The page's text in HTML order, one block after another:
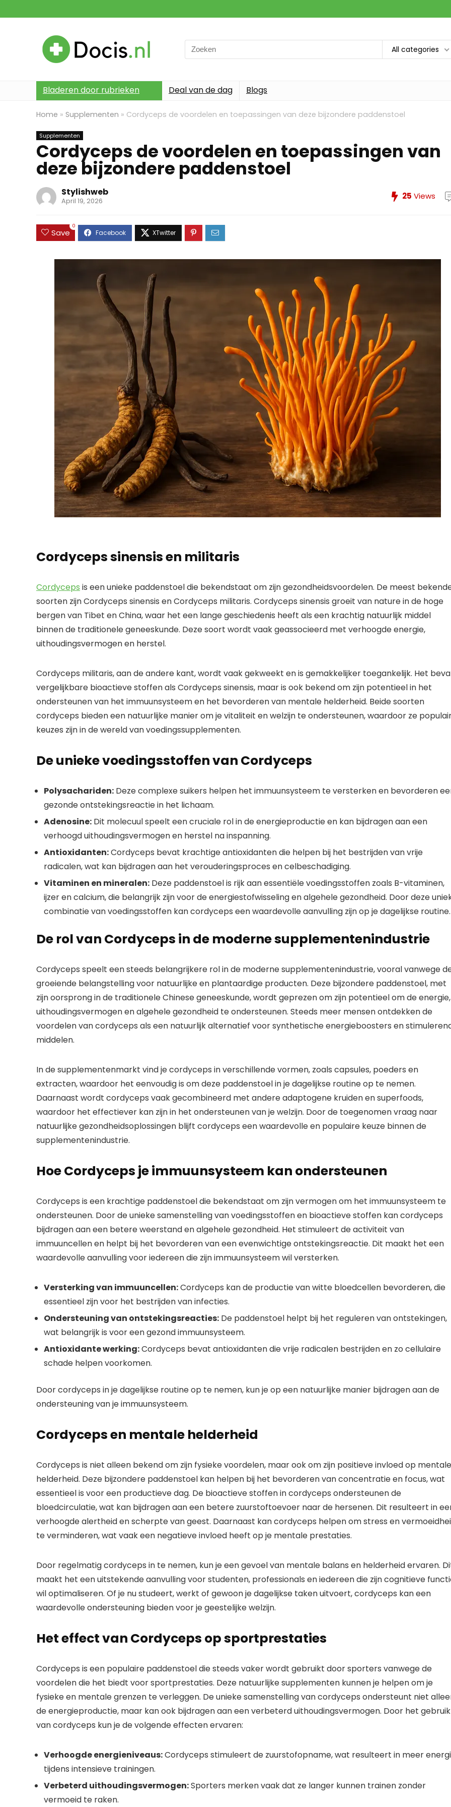
Search
for:
All categories
Bladeren door rubrieken Deal van de dag Blogs
Home » Supplementen » Cordyceps de voordelen en toepassingen van deze bijzondere paddenstoel
Supplementen
Cordyceps de voordelen en toepassingen van
deze bijzondere paddenstoel
Stylishweb
April 19, 2026 25 Views
Save
0
Cordyceps sinensis en militaris
Cordyceps is een unieke paddenstoel die bekendstaat om zijn gezondheidsvoordelen. De meest
soorten zijn Cordyceps sinensis en Cordyceps militaris. Cordyceps sinensis groeit van nature in de hoge
bergen van Tibet en China, waar het een lange geschiedenis heeft als een krachtig natuurlijk middel
binnen de traditionele geneeskunde. Deze soort wordt vaak geassocieerd met verhoogde energie,
uithoudingsvermogen en herstel.
Cordyceps militaris, aan de andere kant, wordt vaak gekweekt en is gemakkelijker toegankelijk. Het
vergelijkbare bioactieve stoffen als Cordyceps sinensis, maar is ook bekend om zijn potentieel in het
ondersteunen van het immuunsysteem en het bevorderen van mentale helderheid. Beide soorten
cordyceps bieden een natuurlijke manier om je vitaliteit en welzijn te ondersteunen, waardoor ze
keuzes zijn in de wereld van voedingssupplementen.
De unieke voedingsstoffen van Cordyceps
Polysachariden: Deze complexe suikers helpen het immuunsysteem te versterken en bevorderen
gezonde ontstekingsreactie in het lichaam.
Adenosine: Dit molecuul speelt een cruciale rol in de energieproductie en kan bijdragen aan een
verhoogd uithoudingsvermogen en herstel na inspanning.
Antioxidanten:Cordyceps bevat krachtige antioxidanten die helpen bij het bestrijden van vrije
radicalen, wat kan bijdragen aan het verouderingsproces en celbeschadiging.
Vitaminen en mineralen: Deze paddenstoel is rijk aan essentiële voedingsstoffen zoals B-vitaminen,
ijzer en calcium, die belangrijk zijn voor de energiestofwisseling en algehele gezondheid. Door deze
combinatie van voedingsstoffen kan cordyceps een waardevolle aanvulling zijn op je dagelijkse routine.
De rol van Cordyceps in de moderne supplementenindustrie
Cordyceps speelt een steeds belangrijkere rol in de moderne supplementenindustrie, vooral vanwege
groeiende belangstelling voor natuurlijke en plantaardige producten. Deze bijzondere paddenstoel, met
zijn oorsprong in de traditionele Chinese geneeskunde, wordt geprezen om zijn potentieel om de energie,
uithoudingsvermogen en algehele gezondheid te ondersteunen. Steeds meer mensen ontdekken de
voordelen van cordyceps als een natuurlijk alternatief voor synthetische energieboosters en
middelen.
In de supplementenmarkt vind je cordyceps in verschillende vormen, zoals capsules, poeders en
extracten, waardoor het eenvoudig is om deze paddenstoel in je dagelijkse routine op te nemen.
Daarnaast wordt cordyceps vaak gecombineerd met andere adaptogene kruiden en superfoods,
waardoor het effectiever kan zijn in het ondersteunen van je welzijn. Door de toegenomen vraag naar
natuurlijke gezondheidsoplossingen blijft cordyceps een waardevolle en populaire keuze binnen de
supplementenindustrie.
Hoe Cordyceps je immuunsysteem kan ondersteunen
Cordyceps is een krachtige paddenstoel die bekendstaat om zijn vermogen om het immuunsysteem te
ondersteunen. Door de unieke samenstelling van voedingsstoffen en bioactieve stoffen kan cordyceps
bijdragen aan een betere weerstand en algehele gezondheid. Het stimuleert de activiteit van
immuuncellen en helpt bij het bevorderen van een evenwichtige ontstekingsreactie. Dit maakt het een
waardevolle aanvulling voor iedereen die zijn immuunsysteem wil versterken.
Versterking van immuuncellen:Cordyceps kan de productie van witte bloedcellen bevorderen, die
essentieel zijn voor het bestrijden van infecties.
Ondersteuning van ontstekingsreacties: De paddenstoel helpt bij het reguleren van ontstekingen,
wat belangrijk is voor een gezond immuunsysteem.
Antioxidante werking:Cordyceps bevat antioxidanten die vrije radicalen bestrijden en zo cellulaire
schade helpen voorkomen.
Door cordyceps in je dagelijkse routine op te nemen, kun je op een natuurlijke manier bijdragen aan de
ondersteuning van je immuunsysteem.
Cordyceps en mentale helderheid
Cordyceps is niet alleen bekend om zijn fysieke voordelen, maar ook om zijn positieve invloed op mentale
helderheid. Deze bijzondere paddenstoel kan helpen bij het bevorderen van concentratie en focus, wat
essentieel is voor een productieve dag. De bioactieve stoffen in cordyceps ondersteunen de
bloedcirculatie, wat kan bijdragen aan een betere zuurstoftoevoer naar de hersenen. Dit resulteert in
verhoogde alertheid en scherpte van geest. Daarnaast kan cordyceps helpen om stress en
te verminderen, wat vaak een negatieve invloed heeft op je mentale prestaties.
Door regelmatig cordyceps in te nemen, kun je een gevoel van mentale balans en helderheid ervaren.
maakt het een uitstekende aanvulling voor studenten, professionals en iedereen die zijn cognitieve
wil optimaliseren. Of je nu studeert, werkt of gewoon je dagelijkse taken uitvoert, cordyceps kan een
waardevolle ondersteuning bieden voor je geestelijke welzijn.
Het effect van Cordyceps op sportprestaties
Cordyceps is een populaire paddenstoel die steeds vaker wordt gebruikt door sporters vanwege de
voordelen die het biedt voor sportprestaties. Deze natuurlijke supplementen kunnen je helpen om je
fysieke en mentale grenzen te verleggen. De unieke samenstelling van cordyceps ondersteunt niet
de energieproductie, maar kan ook bijdragen aan een verbeterd uithoudingsvermogen. Door het gebruik
van cordyceps kun je de volgende effecten ervaren:
Verhoogde energieniveaus:Cordyceps stimuleert de zuurstofopname, wat resulteert in meer
tijdens intensieve trainingen.
Verbeterd uithoudingsvermogen:Sporters merken vaak dat ze langer kunnen trainen zonder
vermoeid te raken.